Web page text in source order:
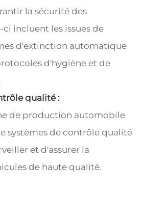
la sécurité des
ci incluent les issues de
d'extinction automatique
d'hygiène et de
qualité :
de production automobile
systèmes de contrôle qualité
et d'assurer la
de haute qualité.